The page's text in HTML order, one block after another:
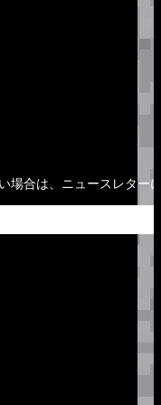
場合は、ニュースレター